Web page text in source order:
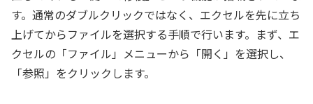
す。通常のダブルクリックではなく、エクセルを先に立ち
上げてからファイルを選択する手順で行います。まず、エ
クセルの「ファイル」メニューから「開く」を選択し、
「参照」をクリックします。